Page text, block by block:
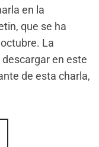
en la
que se ha
La
en este
de esta charla,